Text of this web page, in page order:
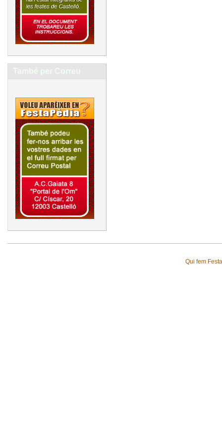
També per Correu
Qui fem